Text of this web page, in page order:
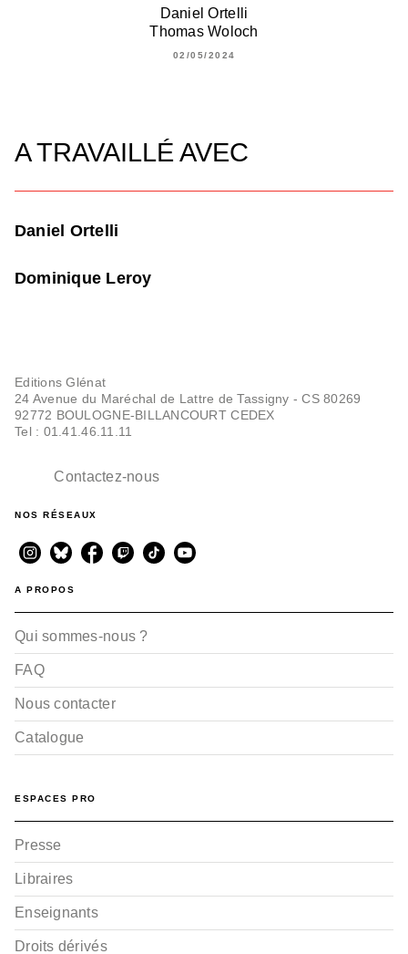
Daniel Ortelli
Thomas Woloch
02/05/2024
A TRAVAILLÉ AVEC
Daniel Ortelli
Dominique Leroy
Editions Glénat
24 Avenue du Maréchal de Lattre de Tassigny - CS 80269
92772 BOULOGNE-BILLANCOURT CEDEX
Tel : 01.41.46.11.11
Contactez-nous
NOS RÉSEAUX
A PROPOS
Qui sommes-nous ?
FAQ
Nous contacter
Catalogue
ESPACES PRO
Presse
Libraires
Enseignants
Droits dérivés